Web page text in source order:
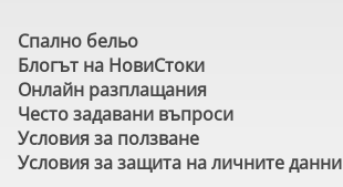
Спално бельо
Блогът на НовиСтоки
Онлайн разплащания
Често задавани въпроси
Условия за ползване
Условия за защита на личните данни